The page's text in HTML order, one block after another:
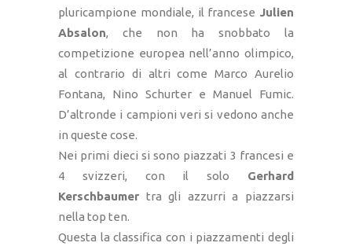
pluricampione mondiale, il francese Julien
Absalon, che non ha snobbato la
competizione europea nell’anno olimpico,
al contrario di altri come Marco Aurelio
Fontana, Nino Schurter e Manuel Fumic.
D’altronde i campioni veri si vedono anche
in queste cose.
Nei primi dieci si sono piazzati 3 francesi e
4 svizzeri, con il solo Gerhard
Kerschbaumer tra gli azzurri a piazzarsi
nella top ten.
Questa la classifica con i piazzamenti degli